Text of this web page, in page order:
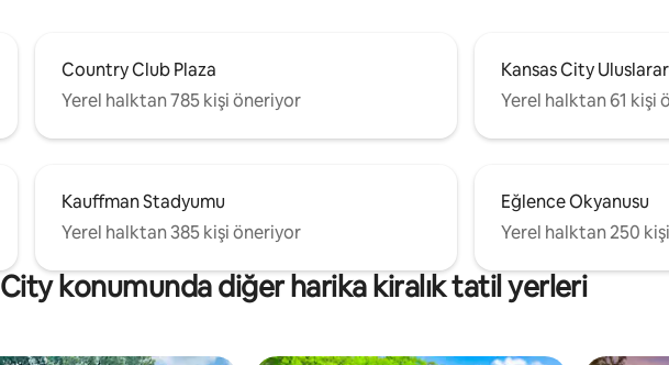
Country Club Plaza
Yerel halktan 785 kişi öneriyor
Kansas City
Yerel halktan 61 kişi
Kauffman Stadyumu
Yerel halktan 385 kişi öneriyor
Eğlence Okyanusu
Yerel halktan 250
konumunda diğer harika kiralık tatil yerleri